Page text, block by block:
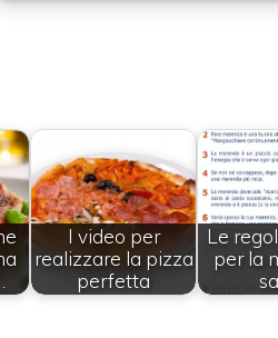
I video per
realizzare la pizza
perfetta
Le
per la